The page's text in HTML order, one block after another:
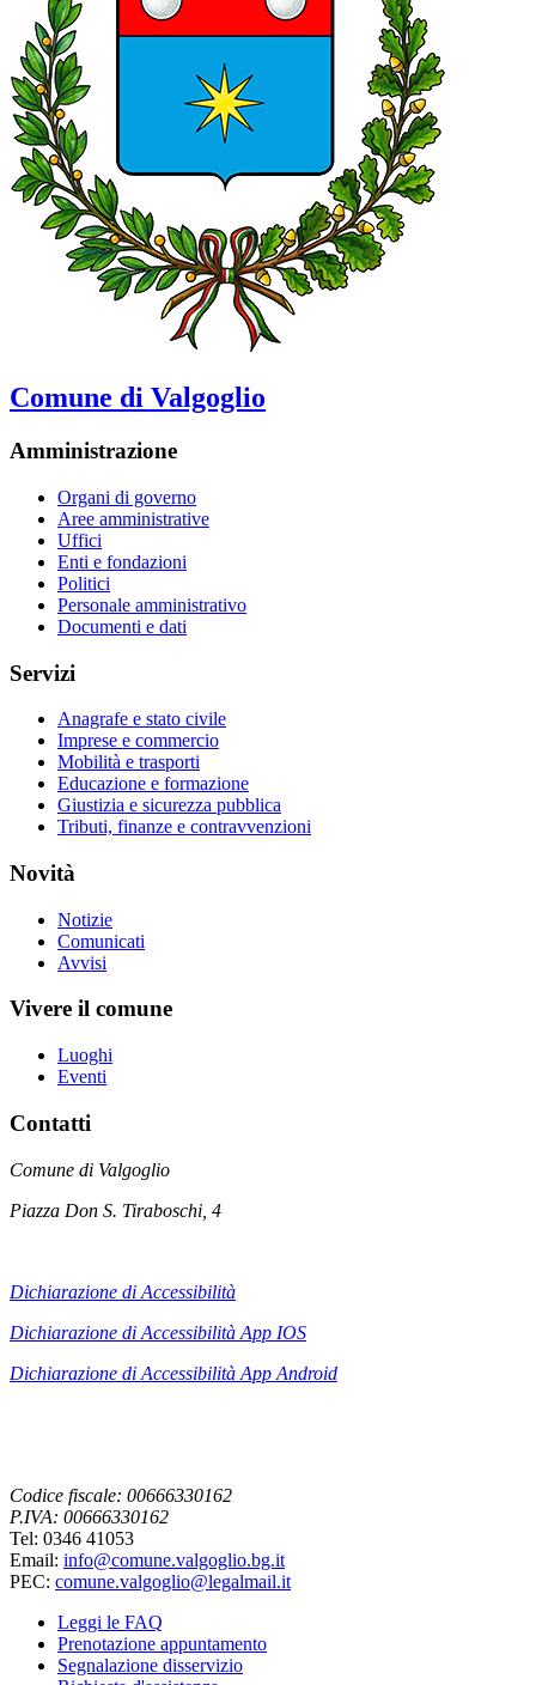
Comune di Valgoglio
Amministrazione
Organi di governo
Aree amministrative
Uffici
Enti e fondazioni
Politici
Personale amministrativo
Documenti e dati
Servizi
Anagrafe e stato civile
Imprese e commercio
Mobilità e trasporti
Educazione e formazione
Giustizia e sicurezza pubblica
Tributi, finanze e contravvenzioni
Novità
Notizie
Comunicati
Avvisi
Vivere il comune
Luoghi
Eventi
Contatti
Comune di Valgoglio
Piazza Don S. Tiraboschi, 4
Dichiarazione di Accessibilità
Dichiarazione di Accessibilità App IOS
Dichiarazione di Accessibilità App Android
Codice fiscale: 00666330162
P.IVA: 00666330162
Tel: 0346 41053
Email: info@comune.valgoglio.bg.it
PEC: comune.valgoglio@legalmail.it
Leggi le FAQ
Prenotazione appuntamento
Segnalazione disservizio